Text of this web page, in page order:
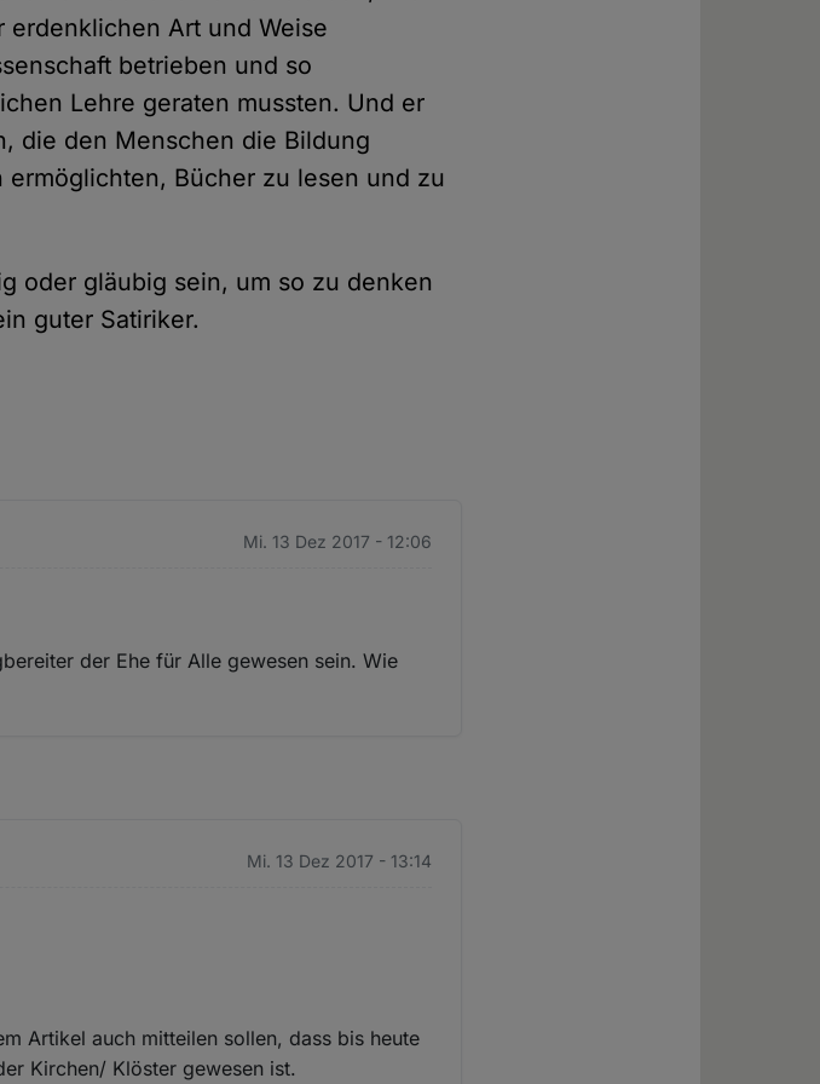
Art und Weise
betrieben und so
Lehre geraten mussten. Und er
die den Menschen die Bildung
Bücher zu lesen und zu
oder gläubig sein, um so zu denken
guter Satiriker.
Mi. 13 Dez 2017 - 12:06
der Ehe für Alle gewesen sein. Wie
Mi. 13 Dez 2017 - 13:14
Artikel auch mitteilen sollen, dass bis heute
Kirchen/ Klöster gewesen ist.